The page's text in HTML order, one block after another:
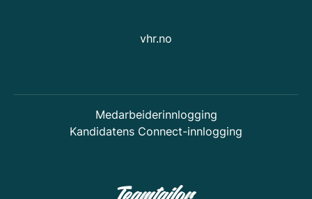
vhr.no
Medarbeiderinnlogging
Kandidatens Connect-innlogging